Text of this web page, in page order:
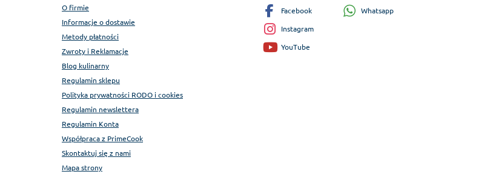
O firmie
Informacje o dostawie
Metody płatności
Zwroty i Reklamacje
Blog kulinarny
Regulamin sklepu
Polityka prywatności RODO i cookies
Regulamin newslettera
Regulamin Konta
Współpraca z PrimeCook
Skontaktuj się z nami
Mapa strony
Facebook
Instagram
YouTube
Whatsapp